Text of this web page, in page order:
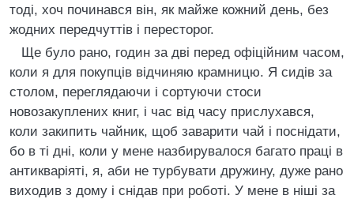
тоді, хоч починався він, як майже кожний день, без
жодних передчуттів і пересторог.
Ще було рано, годин за дві перед офіційним часом,
коли я для покупців відчиняю крамницю. Я сидів за
столом, переглядаючи і сортуючи стоси
новозакуплених книг, і час від часу прислухався,
коли закипить чайник, щоб заварити чай і поснідати,
бо в ті дні, коли у мене назбирувалося багато праці в
антикваріяті, я, аби не турбувати дружину, дуже рано
виходив з дому і снідав при роботі. У мене в ніші за